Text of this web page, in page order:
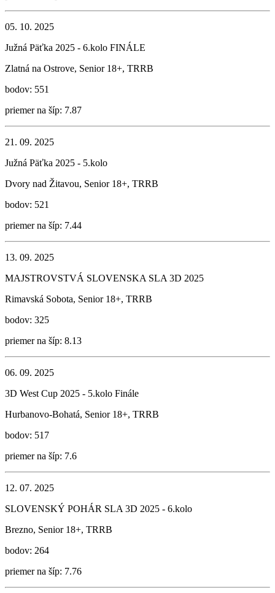
05. 10. 2025
Južná Päťka 2025 - 6.kolo FINÁLE
Zlatná na Ostrove, Senior 18+, TRRB
bodov: 551
priemer na šíp: 7.87
21. 09. 2025
Južná Päťka 2025 - 5.kolo
Dvory nad Žitavou, Senior 18+, TRRB
bodov: 521
priemer na šíp: 7.44
13. 09. 2025
MAJSTROVSTVÁ SLOVENSKA SLA 3D 2025
Rimavská Sobota, Senior 18+, TRRB
bodov: 325
priemer na šíp: 8.13
06. 09. 2025
3D West Cup 2025 - 5.kolo Finále
Hurbanovo-Bohatá, Senior 18+, TRRB
bodov: 517
priemer na šíp: 7.6
12. 07. 2025
SLOVENSKÝ POHÁR SLA 3D 2025 - 6.kolo
Brezno, Senior 18+, TRRB
bodov: 264
priemer na šíp: 7.76